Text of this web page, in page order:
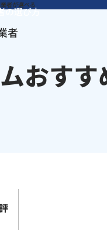
の選び方
者
おすす